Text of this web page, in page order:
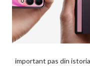
important pas din